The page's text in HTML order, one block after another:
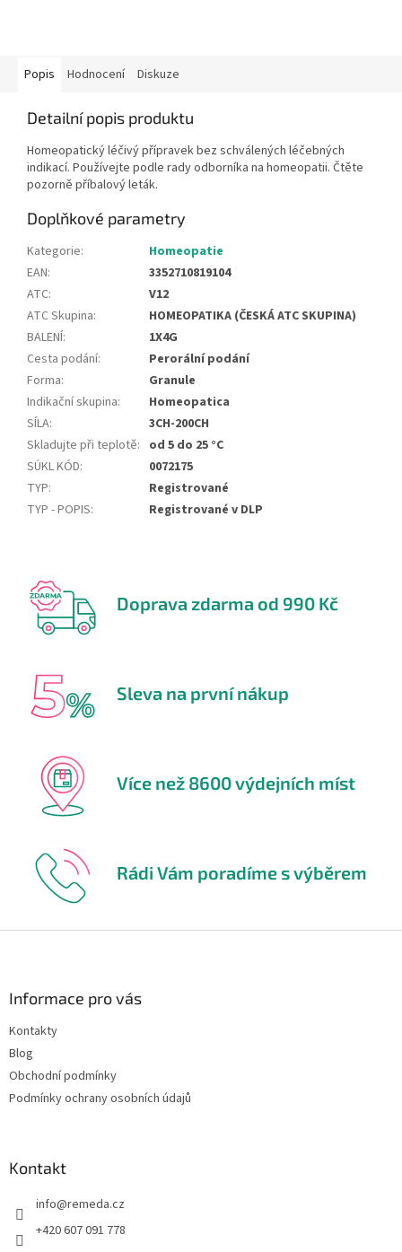
Popis Hodnocení Diskuze
Detailní popis produktu
Homeopatický léčivý přípravek bez schválených léčebných
indikací. Používejte podle rady odborníka na homeopatii. Čtěte
pozorně příbalový leták.
Doplňkové parametry
Kategorie:
Homeopatie
EAN:
3352710819104
ATC:
V12
ATC Skupina:
HOMEOPATIKA (ČESKÁ ATC SKUPINA)
BALENÍ:
1X4G
Cesta podání:
Perorální podání
Forma:
Granule
Indikační skupina:
Homeopatica
SÍLA:
3CH-200CH
Skladujte při teplotě: od 5 do 25 °C
SÚKL KÓD:
0072175
TYP:
Registrované
TYP - POPIS: Registrované v DLP
Doprava zdarma od 990 Kč
Sleva na první nákup
Více než 8600 výdejních míst
Rádi Vám poradíme s výběrem
Informace pro vás
Kontakty
Blog
Obchodní podmínky
Podmínky ochrany osobních údajů
Kontakt
info@remeda.cz
+420 607 091 778